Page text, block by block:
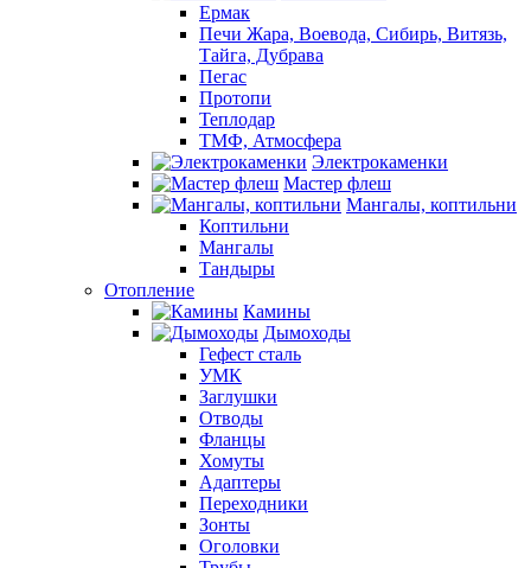
Ермак
Печи Жара, Воевода, Сибирь, Витязь,
Тайга, Дубрава
Пегас
Протопи
Теплодар
ТМФ, Атмосфера
Электрокаменки
Мастер флеш
Мангалы, коптильни
Коптильни
Мангалы
Тандыры
Отопление
Камины
Дымоходы
Гефест сталь
УМК
Заглушки
Отводы
Фланцы
Хомуты
Адаптеры
Переходники
Зонты
Оголовки